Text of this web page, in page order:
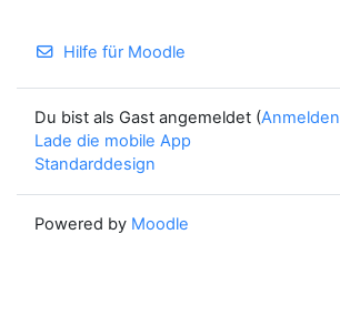
Hilfe für Moodle
Du bist als Gast angemeldet (Anmelden
Lade die mobile App
Standarddesign
Powered by Moodle